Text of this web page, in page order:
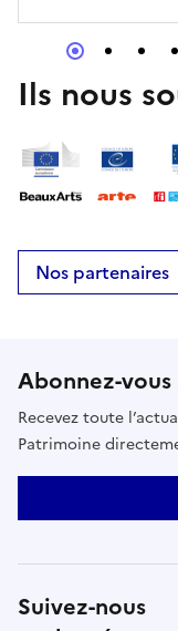
Ils nous
Nos partenaires
Abonnez-
Recevez toute
Patrimoine
Suivez-nous